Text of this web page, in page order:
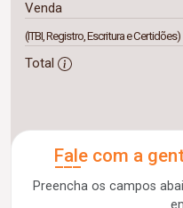
Venda
(ITBI, Registro, Escritura e Certidões)
Total
Fale com a
Preencha os campos